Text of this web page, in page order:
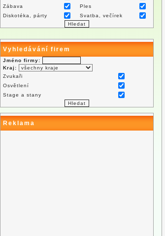
Zábava
Ples
Diskotéka, párty
Svatba, večírek
Vyhledávání firem
Jméno firmy:
Kraj:
Zvukaři
Osvětlení
Stage a stany
Reklama